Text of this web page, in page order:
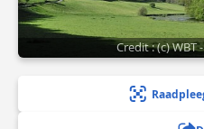
Credit : (c) WBT